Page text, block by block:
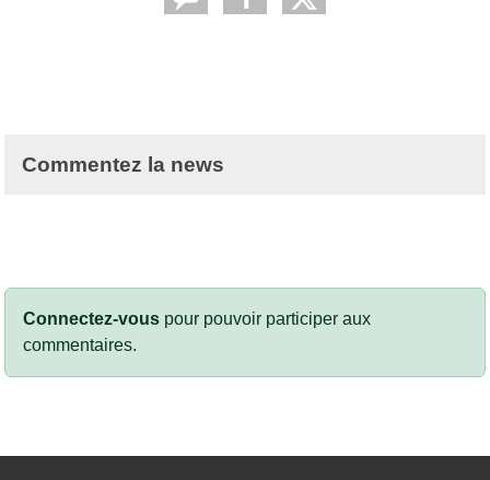
Commentez la news
Connectez-vous pour pouvoir participer aux
commentaires.